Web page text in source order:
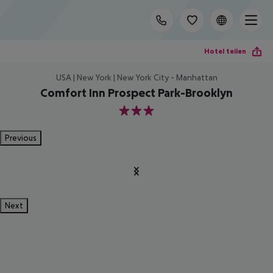
Hotel teilen
USA | New York | New York City - Manhattan
Comfort Inn Prospect Park-Brooklyn
3
Previous
Next